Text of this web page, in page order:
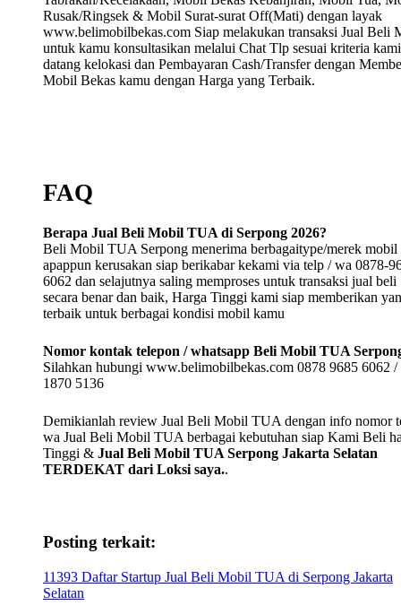
Rusak/Ringsek & Mobil Surat-surat Off(Mati) dengan layak
www.belimobilbekas.com Siap melakukan transaksi Jual Beli
untuk kamu konsultasikan melalui Chat Tlp sesuai kriteria
datang kelokasi dan Pembayaran Cash/Transfer dengan
Mobil Bekas kamu dengan Harga yang Terbaik.
FAQ
Berapa Jual Beli Mobil TUA di Serpong 2026?
Beli Mobil TUA Serpong menerima berbagaitype/merek mobil
apappun kerusakan siap berikabar kekami via telp / wa 0878-
6062 dan selajutnya saling memproses untuk transaksi jual beli
secara benar dan baik, Harga Tinggi kami siap memberikan
terbaik untuk berbagai kondisi mobil kamu
Nomor kontak telepon / whatsapp Beli Mobil TUA
Silahkan hubungi www.belimobilbekas.com 0878 9685 6062 /
1870 5136
Demikianlah review Jual Beli Mobil TUA dengan info nomor
wa Jual Beli Mobil TUA berbagai kebutuhan siap Kami Beli
Tinggi & Jual Beli Mobil TUA Serpong Jakarta Selatan
TERDEKAT dari Loksi saya..
Posting terkait:
11393 Daftar Startup Jual Beli Mobil TUA di Serpong Jakarta
Selatan